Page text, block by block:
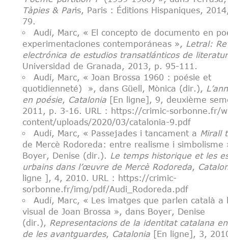
Tàpies & Paris, Paris : Éditions Hispaniques,
79.
Audí, Marc, « El concepto de documento en
experimentaciones contemporáneas », Letral:
electrónica de estudios transatlánticos de
Universidad de Granada, 2013, p. 95-111.
Audí, Marc, « Joan Brossa 1960 : poésie et
quotidienneté) », dans Güell, Mònica (dir.),
en poésie, Catalonia [En ligne], 9, deuxième
2011, p. 3-16. URL : https://crimic-sorbonne.fr/
content/uploads/2020/03/catalonia-9.pdf
Audí, Marc, « Passejades i tancament a Mirall
de Mercè Rodoreda: entre realisme i simbolisme
Boyer, Denise (dir.). Le temps historique et les
urbains dans l’œuvre de Mercè Rodoreda,
ligne ], 4, 2010. URL : https://crimic-
sorbonne.fr/img/pdf/Audi_Rodoreda.pdf
Audí, Marc, « Les imatges que parlen català a
visual de Joan Brossa », dans Boyer, Denise
(dir.), Representacions de la identitat catalana
de les avantguardes, Catalonia
[En ligne], 3,